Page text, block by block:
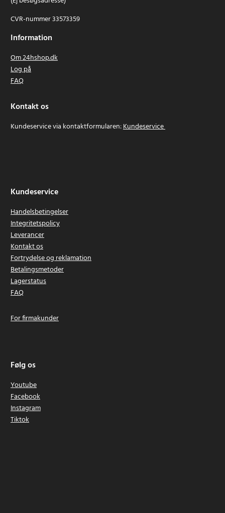
CVR-nummer 33573359
Information
Om 24hshop.dk
Log på
FAQ
Kontakt os
Kundeservice via kontaktformularen:Kundeservice
Kundeservice
Handelsbetingelser
Integritetspolicy
Leverancer
Kontakt os
Fortrydelse og reklamation
Betalingsmetoder
Lagerstatus
FAQ
For firmakunder
Følg os
Youtube
Facebook
Instagram
Tiktok